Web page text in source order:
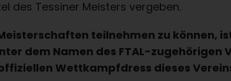
des Tessiner Meisters vergeben.
teilnehmen zu können,
dem Namen des FTAL-zugehörigen
Wettkampfdress dieses